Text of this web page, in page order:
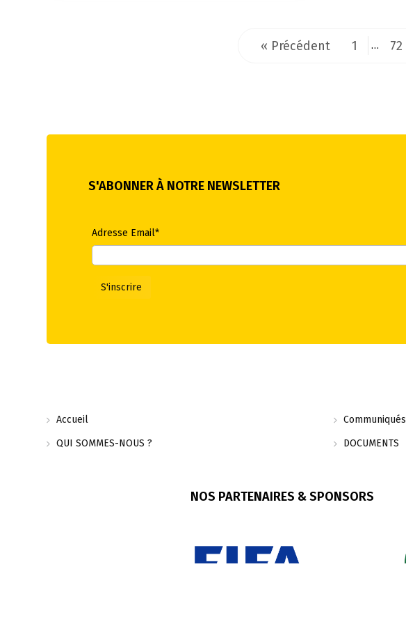
« Précédent 1 … 72
S'ABONNER À NOTRE NEWSLETTER
Adresse Email*
Accueil
QUI SOMMES-NOUS ?
Communiqués
DOCUMENTS
NOS PARTENAIRES & SPONSORS